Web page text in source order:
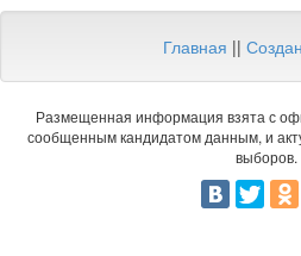
Главная ||
Размещенная информация взята с
сообщенным кандидатом данным, и
выборов.